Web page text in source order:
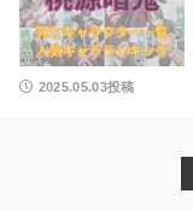
2025.05.03投稿